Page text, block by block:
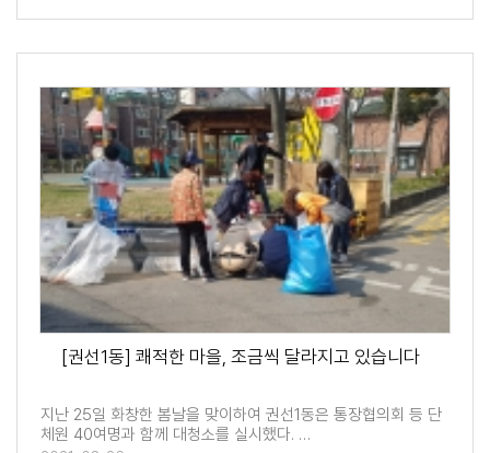
[권선1동] 쾌적한 마을, 조금씩 달라지고 있습니다
지난 25일 화창한 봄날을 맞이하여 권선1동은 통장협의회 등 단
체원 40여명과 함께 대청소를 실시했다. …